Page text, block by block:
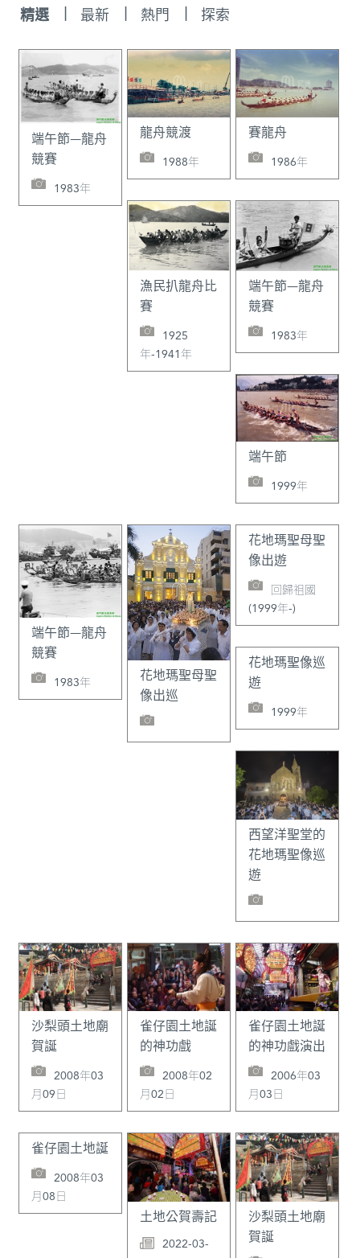
究，法不勝設。故此張鳴岡
提出：“為地方弭隱憂則必
得也。”也就是說要在保證
澳門與廣州貿易正常進行的
情況下，嚴格加強廣東政府
對澳門的管理。《明神宗實
錄》卷509，萬曆四十一年
精選 最新 熱門 探索
端午節—龍舟
競賽
1983年
龍舟競渡
1988年
賽龍舟
1986年
漁民扒龍舟比
賽
1925
年-1941年
端午節—龍舟
競賽
1983年
端午節
1999年
端午節—龍舟
競賽
1983年
花地瑪聖母聖
像出巡
花地瑪聖母聖
像出遊
回歸祖國
(1999年-)
花地瑪聖像巡
遊
1999年
西望洋聖堂的
花地瑪聖像巡
遊
沙梨頭土地廟
賀誕
2008年03
月09日
雀仔園土地誕
的神功戲
2008年02
月02日
雀仔園土地誕
的神功戲演出
2006年03
月03日
雀仔園土地誕
2008年03
月08日
土地公賀壽記
2022-03-
沙梨頭土地廟
賀誕